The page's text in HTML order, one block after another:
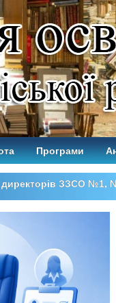
Програми
директорів ЗЗСО